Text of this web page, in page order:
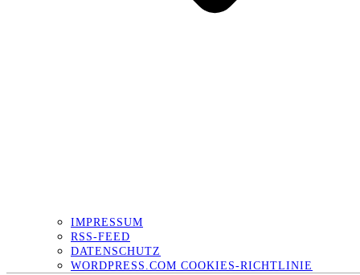
IMPRESSUM
RSS-FEED
DATENSCHUTZ
WORDPRESS.COM COOKIES-RICHTLINIE